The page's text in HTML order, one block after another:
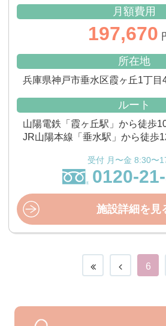
月額費用
197,670
所在地
兵庫県神戸市垂水区霞ヶ丘1丁目
ルート
山陽電鉄「霞ヶ丘駅」から徒歩
JR山陽本線「垂水駅」から徒歩
受付 月〜金 8:30〜
0120-
施設詳細を見
6